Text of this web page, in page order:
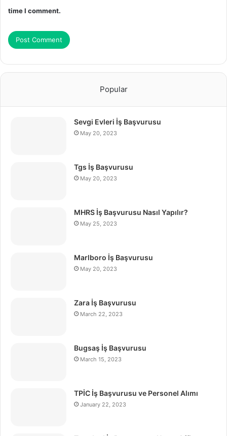
time I comment.
Popular
Sevgi Evleri İş Başvurusu
May 20, 2023
Tgs İş Başvurusu
May 20, 2023
MHRS İş Başvurusu Nasıl Yapılır?
May 25, 2023
Marlboro İş Başvurusu
May 20, 2023
Zara İş Başvurusu
March 22, 2023
Bugsaş İş Başvurusu
March 15, 2023
TPİC İş Başvurusu ve Personel Alımı
January 22, 2023